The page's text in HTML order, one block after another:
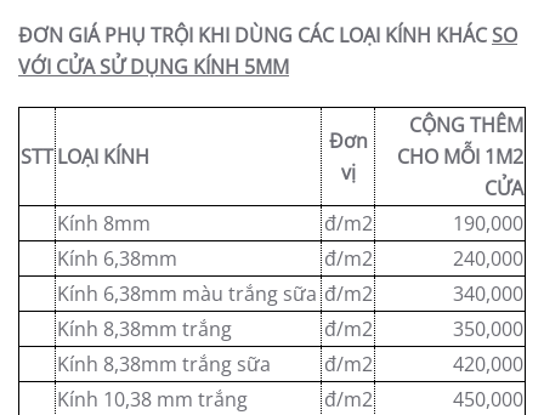
ĐƠN GIÁ PHỤ TRỘI KHI DÙNG CÁC LOẠI KÍNH KHÁCSO
VỚI CỬA SỬ DỤNG KÍNH 5MM
STTLOẠI KÍNH
Đơn
vị
CỘNG THÊM
CHO MỖI 1M2
CỬA
Kính 8mm
đ/m2
190,000
Kính 6,38mm
đ/m2
240,000
Kính 6,38mm màu trắng sữa đ/m2
340,000
Kính 8,38mm trắng
đ/m2
350,000
Kính 8,38mm trắng sữa
đ/m2
420,000
Kính 10,38 mm trắng
đ/m2
450,000